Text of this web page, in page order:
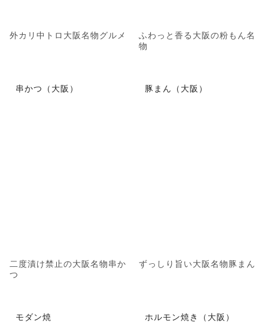
外カリ中トロ大阪名物グルメ
ふわっと香る大阪の粉もん名
物
串かつ（大阪）
二度漬け禁止の大阪名物串か
つ
豚まん（大阪）
ずっしり旨い大阪名物豚まん
モダン焼 ホルモン焼き（大阪）